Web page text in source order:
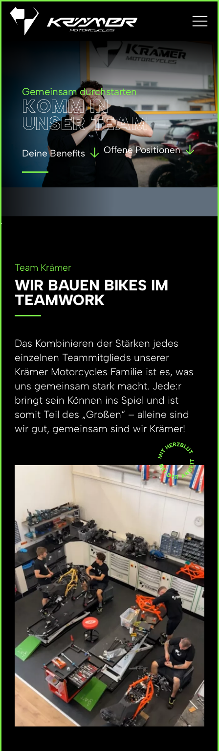
Gemeinsam durchstarten
KOMM IN
UNSER TEAM
Deine Benefits Offene Positionen
>
Team Krämer
WIR BAUEN BIKES IM
TEAMWORK
Das Kombinieren der Stärken jedes
einzelnen Teammitglieds unserer
Krämer Motorcycles Familie ist es, was
uns gemeinsam stark macht. Jede:r
bringt sein Können ins Spiel und ist
somit Teil des „Großen“ – alleine sind
wir gut, gemeinsam sind wir Krämer!